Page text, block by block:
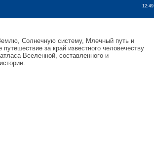
12:49
Солнечную систему, Млечный путь и
за край известного человечеству
Вселенной, составленного и